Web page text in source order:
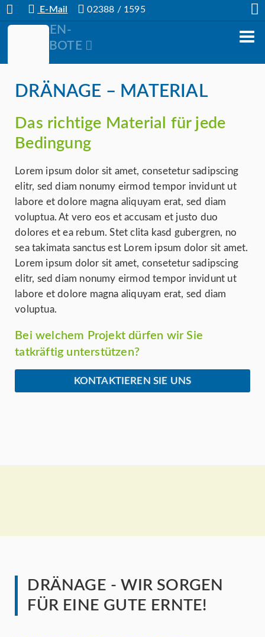
E-Mail 02388 / 1595
STELLEN-
ANGEBOTE
DRÄNAGE – MATERIAL
Das richtige Material für jede
Bedingung
Lorem ipsum dolor sit amet, consetetur sadipscing
elitr, sed diam nonumy eirmod tempor invidunt ut
labore et dolore magna aliquyam erat, sed diam
voluptua. At vero eos et accusam et justo duo
dolores et ea rebum. Stet clita kasd gubergren, no
sea takimata sanctus est Lorem ipsum dolor sit amet.
Lorem ipsum dolor sit amet, consetetur sadipscing
elitr, sed diam nonumy eirmod tempor invidunt ut
labore et dolore magna aliquyam erat, sed diam
voluptua.
Bei welchem Projekt dürfen wir Sie
tatkräftig unterstützen?
KONTAKTIEREN SIE UNS
DRÄNAGE - WIR SORGEN
FÜR EINE GUTE ERNTE!